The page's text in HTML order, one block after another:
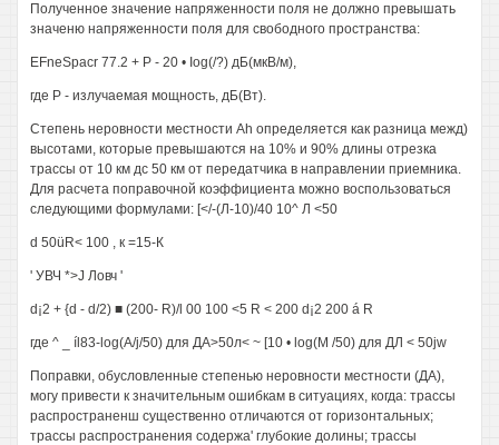
Полученное значение напряженности поля не должно превышать
значеню напряженности поля для свободного пространства:
EFneSpacr 77.2 + Р - 20 • Iog(/?) дБ(мкВ/м),
где Р - излучаемая мощность, дБ(Вт).
Степень неровности местности Ah определяется как разница межд)
высотами, которые превышаются на 10% и 90% длины отрезка
трассы от 10 км дс 50 км от передатчика в направлении приемника.
Для расчета поправочной коэффициента можно воспользоваться
следующими формулами: [</-(Л-10)/40 10^ Л <50
d 50üR< 100 , к =15-К
' УВЧ *>J Ловч '
d¡2 + {d - d/2) ■ (200- R)/l 00 100 <5 R < 200 d¡2 200 á R
где ^ _ íl83-log(A/j/50) для ДА>50л< ~ [10 • log(M /50) для ДЛ < 50jw
Поправки, обусловленные степенью неровности местности (ДА),
могу привести к значительным ошибкам в ситуациях, когда: трассы
распространенш существенно отличаются от горизонтальных;
трассы распространения содержа' глубокие долины; трассы